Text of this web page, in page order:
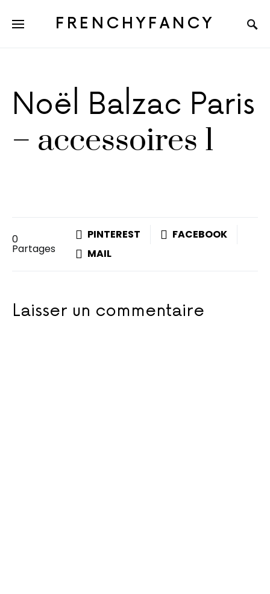
FRENCHYFANCY
Noël Balzac Paris
– accessoires 1
0
Partages
PINTEREST
FACEBOOK
MAIL
Laisser un commentaire